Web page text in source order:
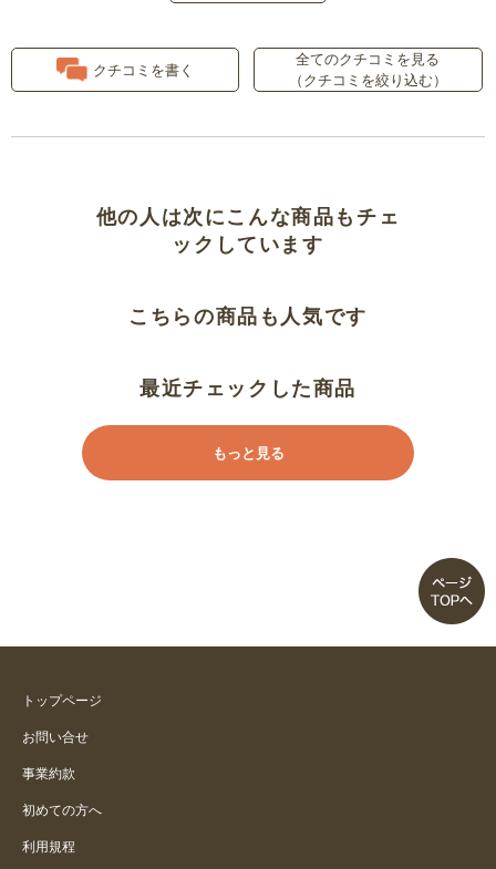
クチコミを書く
全てのクチコミを見る
（クチコミを絞り込む）
他の人は次にこんな商品もチェ
ックしています
こちらの商品も人気です
最近チェックした商品
もっと見る
トップページ
お問い合せ
事業約款
初めての方へ
利用規程